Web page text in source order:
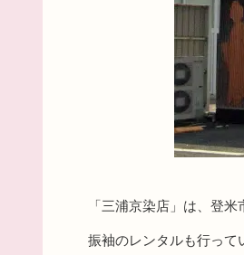
「三浦京染店」は、登
振袖のレンタルも行って